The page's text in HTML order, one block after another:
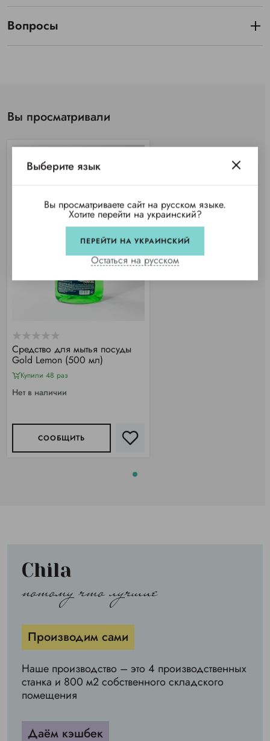
Вопросы
Вы просматривали
Средство для мытья посуды
Gold Lemon (500 мл)
Купили 48 раз
Нет в наличии
СООБЩИТЬ
Chila
потому что лучшие
Производим сами
Наше производство – это 4 производственных
станка и 800 м2 собственного складского
помещения
Даём кэшбек
Выберите язык
Вы просматриваете сайт на русском языке.
Хотите перейти на украинский?
ПЕРЕЙТИ НА УКРАИНСКИЙ
Остаться на русском